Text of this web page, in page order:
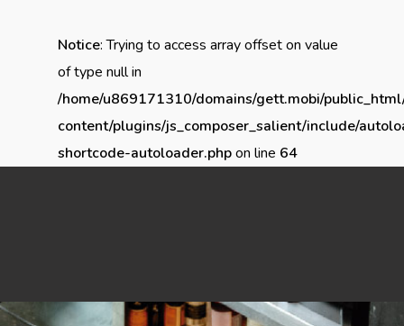
Notice: Trying to access array offset on value
of type null in
/home/u869171310/domains/gett.mobi/
content/plugins/js_composer_salient/include/
shortcode-autoloader.phpon line 64